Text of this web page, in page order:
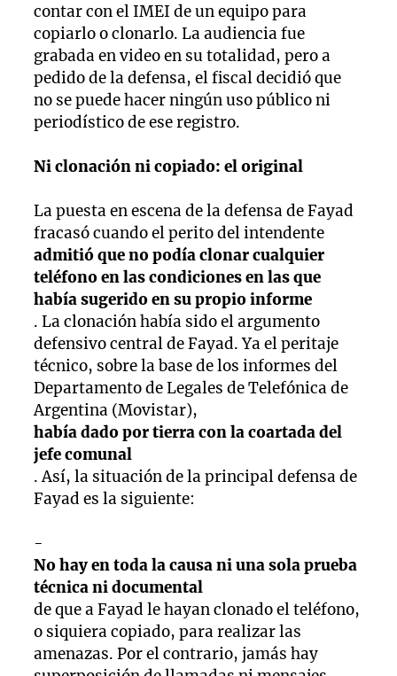
contar con el IMEI de un equipo para
copiarlo o clonarlo. La audiencia fue
grabada en video en su totalidad, pero a
pedido de la defensa, el fiscal decidió que
no se puede hacer ningún uso público ni
periodístico de ese registro.
Ni clonación ni copiado: el original
La puesta en escena de la defensa de Fayad
fracasó cuando el perito del intendente
admitió que no podía clonar cualquier
teléfono en las condiciones en las que
había sugerido en su propio informe
. La clonación había sido el argumento
defensivo central de Fayad. Ya el peritaje
técnico, sobre la base de los informes del
Departamento de Legales de Telefónica de
Argentina (Movistar),
había dado por tierra con la coartada del
jefe comunal
. Así, la situación de la principal defensa de
Fayad es la siguiente:
-
No hay en toda la causa ni una sola prueba
técnica ni documental
de que a Fayad le hayan clonado el teléfono,
o siquiera copiado, para realizar las
amenazas. Por el contrario, jamás hay